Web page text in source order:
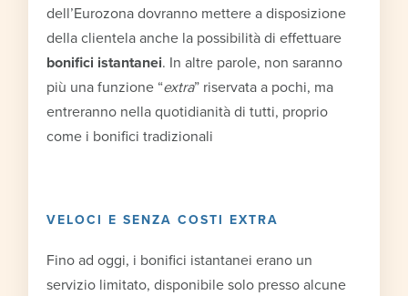
dell’Eurozona dovranno mettere a disposizione
della clientela anche la possibilità di effettuare
bonifici istantanei. In altre parole, non saranno
più una funzione “extra” riservata a pochi, ma
entreranno nella quotidianità di tutti, proprio
come i bonifici tradizionali
VELOCI E SENZA COSTI EXTRA
Fino ad oggi, i bonifici istantanei erano un
servizio limitato, disponibile solo presso alcune